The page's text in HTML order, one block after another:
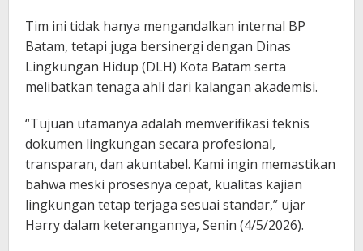
Tim ini tidak hanya mengandalkan internal BP
Batam, tetapi juga bersinergi dengan Dinas
Lingkungan Hidup (DLH) Kota Batam serta
melibatkan tenaga ahli dari kalangan akademisi.
“Tujuan utamanya adalah memverifikasi teknis
dokumen lingkungan secara profesional,
transparan, dan akuntabel. Kami ingin memastikan
bahwa meski prosesnya cepat, kualitas kajian
lingkungan tetap terjaga sesuai standar,” ujar
Harry dalam keterangannya, Senin (4/5/2026).